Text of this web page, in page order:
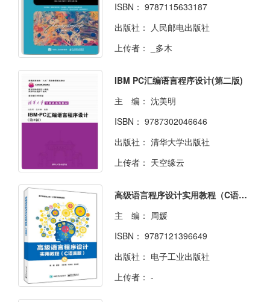
ISBN： 9787115633187
出版社： 人民邮电出版社
上传者：
_多木
IBM PC汇编语言程序设计(第二版)
主 编： 沈美明
ISBN： 9787302046646
出版社： 清华大学出版社
上传者： 天空缘云
高级语言程序设计实用教程（C语言版）
主 编： 周媛
ISBN： 9787121396649
出版社： 电子工业出版社
上传者： -